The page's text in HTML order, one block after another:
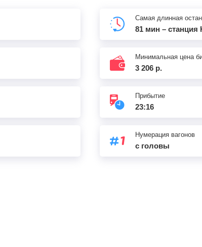
Самая длинная
81 мин – станция
Минимальная цена
3 206 р.
Прибытие
23:16
Нумерация вагонов
с головы